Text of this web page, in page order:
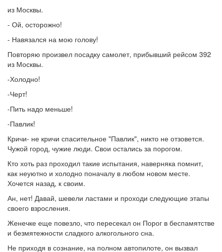
из Москвы.
- Ой, осторожно!
- Навязался на мою голову!
Повторяю произвел посадку самолет, прибывший рейсом 392
из Москвы.
-Холодно!
-Черт!
-Пить надо меньше!
-Павлик!
Кричи- не кричи спасительное "Павлик", никто не отзовется.
Чужой город, чужие люди. Свои остались за порогом.
Кто хоть раз проходил такие испытания, наверняка помнит,
как неуютно и холодно поначалу в любом новом месте.
Хочется назад, к своим.
Ан, нет! Давай, шевели ластами и проходи следующие этапы
своего взросления.
Женечке еще повезло, что пересекал он Порог в беспамятстве
и безмятежности сладкого алкогольного сна.
Не приходя в сознание, на полном автопилоте, он вызвал